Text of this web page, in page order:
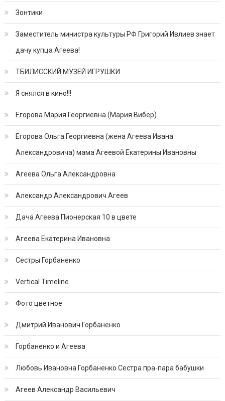
Зонтики
Заместитель министра культуры РФ Григорий Ивлиев знает
дачу купца Агеева!
ТБИЛИССКИЙ МУЗЕЙ ИГРУШКИ
Я снялся в кино!!!
Егорова Мария Георгиевна (Мария Вибер)
Егорова Ольга Георгиевна (жена Агеева Ивана
Александровича) мама Агеевой Екатерины Ивановны
Агеева Ольга Александровна
Александр Александрович Агеев
Дача Агеева Пионерская 10 в цвете
Агеева Екатерина Ивановна
Сестры Горбаненко
Vertical Timeline
Фото цветное
Дмитрий Иванович Горбаненко
Горбаненко и Агеева
Любовь Ивановна Горбаненко Сестра пра-пара бабушки
Агеев Александр Васильевич